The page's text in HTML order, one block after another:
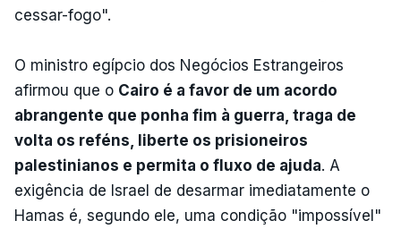
cessar-fogo".
O ministro egípcio dos Negócios Estrangeiros
afirmou que o Cairo é a favor de um acordo
abrangente que ponha fim à guerra, traga de
volta os reféns, liberte os prisioneiros
palestinianos e permita o fluxo de ajuda. A
exigência de Israel de desarmar imediatamente o
Hamas é, segundo ele, uma condição "impossível"